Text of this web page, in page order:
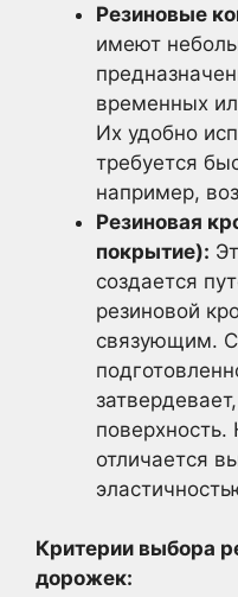
Резиновые
имеют
временных
Их удобно
требуется
например,
Резиновая
покрытие):
создается
резиновой
связующим.
отличается
Критерии выбора
дорожек: